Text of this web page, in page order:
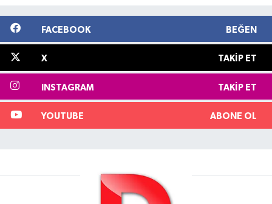
FACEBOOK BEĞEN
X TAKIP ET
INSTAGRAM TAKIP ET
YOUTUBE ABONE OL